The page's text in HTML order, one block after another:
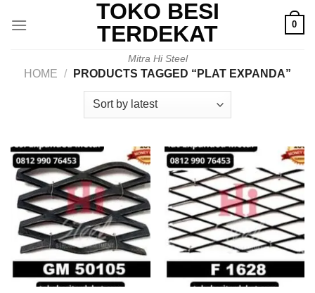
TOKO BESI
TERDEKAT
Mitra Hi Steel
0
HOME / PRODUCTS TAGGED “PLAT EXPANDA”